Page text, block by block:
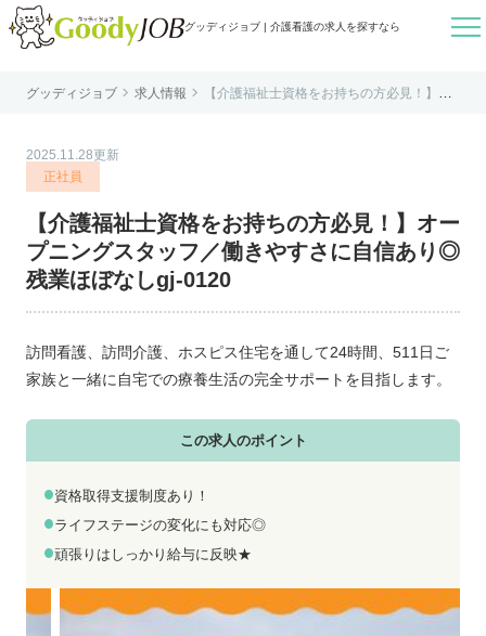
グッディジョブ | 介護看護の求人を探すなら 
はじめての方へ
個人情報保護方針
利用規約
お知らせ
お問い合わせ
お電話でのお問い合わせ
平日 9:00～18:00
0800-555-1109
グッディジョブ  求人情報 
【介護福祉士資格をお持ちの方必見！】オ
2025.11.28更新
正社員
【介護福祉士資格をお持ちの方必見！】オー
プニングスタッフ／働きやすさに自信あり◎
残業ほぼなしgj-0120
訪問看護、訪問介護、ホスピス住宅を通して24時間、511日ご
家族と一緒に自宅での療養生活の完全サポートを目指します。
この求人のポイント
資格取得支援制度あり！
ライフステージの変化にも対応◎
頑張りはしっかり給与に反映★